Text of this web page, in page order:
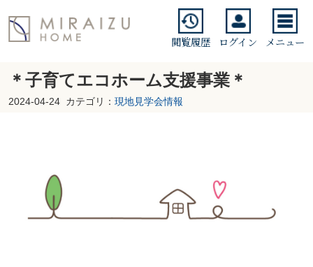
閲覧履歴 ログイン メニュー
＊子育てエコホーム支援事業＊
2024-04-24 カテゴリ： 現地見学会情報